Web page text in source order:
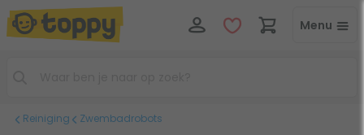
Menu
Reiniging Zwembadrobots